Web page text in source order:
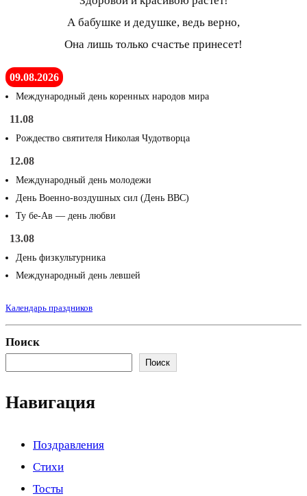
А бабушке и дедушке, ведь верно,
Она лишь только счастье принесет!
09.08.2026
Международный день коренных народов мира
11.08
Рождество святителя Николая Чудотворца
12.08
Международный день молодежи
День Военно-воздушных сил (День ВВС)
Ту бе-Ав — день любви
13.08
День физкультурника
Международный день левшей
Календарь праздников
Поиск
Поиск
Навигация
Поздравления
Стихи
Тосты